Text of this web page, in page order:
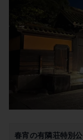
春宵の有隣荘特別公